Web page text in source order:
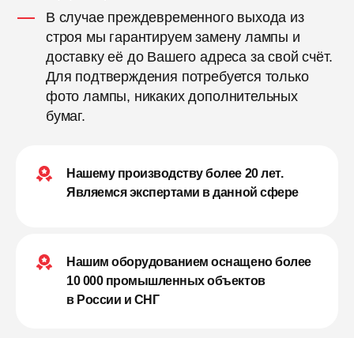
В случае преждевременного выхода из
строя мы гарантируем замену лампы и
доставку её до Вашего адреса за свой счёт.
Для подтверждения потребуется только
фото лампы, никаких дополнительных
бумаг.
Нашему производству более 20 лет.
Являемся экспертами в данной сфере
Нашим оборудованием оснащено более
10 000 промышленных объектов
в России и СНГ